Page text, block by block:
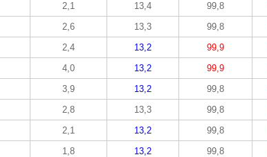
2,1 13,4 99,8
2,6 13,3 99,8
2,4 13,2 99,9
4,0 13,2 99,9
3,9 13,2 99,8
2,8 13,3 99,8
2,1 13,2 99,8
1,8 13,2 99,8